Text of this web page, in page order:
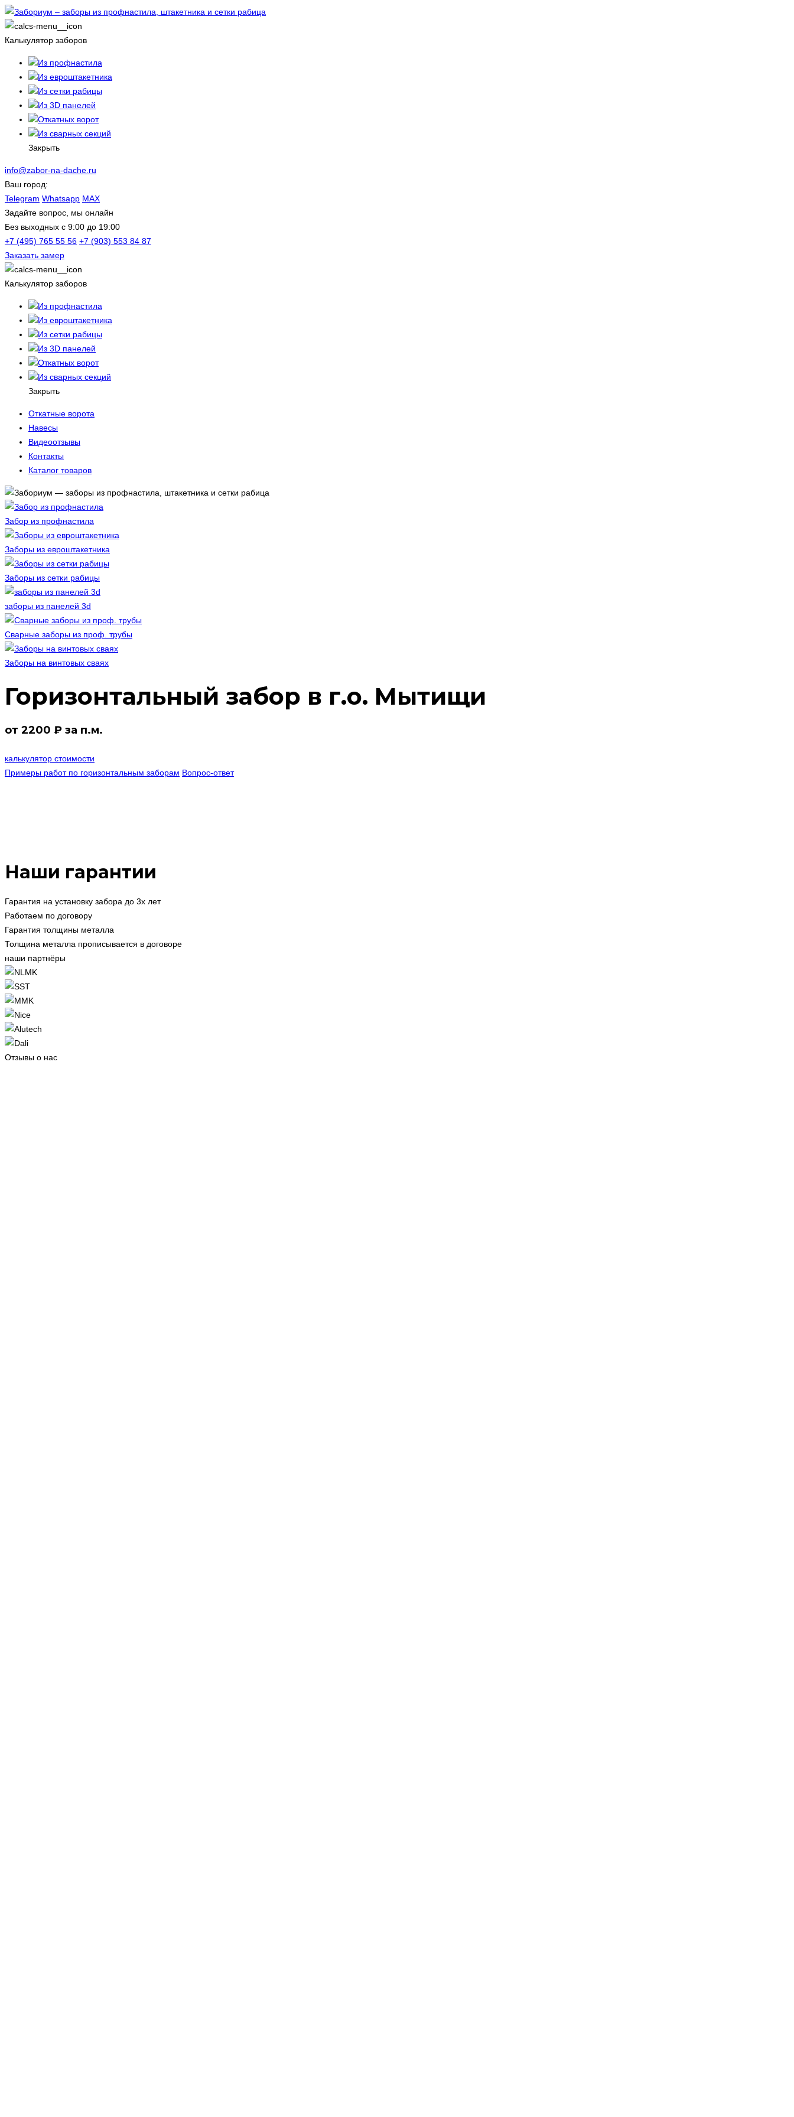
Калькулятор заборов
Из профнастила
Из евроштакетника
Из сетки рабицы
Из 3D панелей
Откатных ворот
Из сварных секций
Закрыть
info@zabor-na-dache.ru
Ваш город:
Telegram Whatsapp MAX
Задайте вопрос, мы онлайн
Без выходных c 9:00 до 19:00
+7 (495) 765 55 56 +7 (903) 553 84 87
Заказать замер
Калькулятор заборов
Из профнастила
Из евроштакетника
Из сетки рабицы
Из 3D панелей
Откатных ворот
Из сварных секций
Закрыть
Откатные ворота
Навесы
Видеоотзывы
Контакты
Каталог товаров
Забор из профнастила
Заборы из евроштакетника
Заборы из сетки рабицы
заборы из панелей 3d
Сварные заборы из проф. трубы
Заборы на винтовых сваях
Горизонтальный забор в г.о. Мытищи
от 2200 ₽ за п.м.
калькулятор стоимости
Примеры работ по горизонтальным заборам Вопрос-ответ
Наши гарантии
Гарантия на установку забора до 3х лет
Работаем по договору
Гарантия толщины металла
Толщина металла прописывается в договоре
наши партнёры
Отзывы о нас